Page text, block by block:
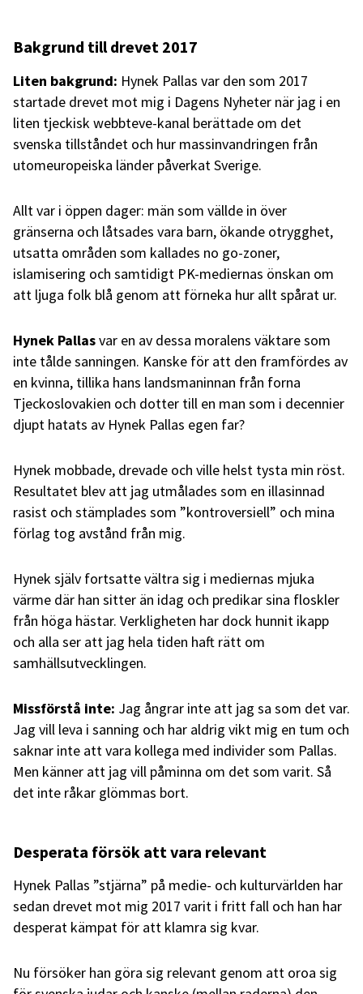
Bakgrund till drevet 2017
Liten bakgrund: Hynek Pallas var den som 2017
startade drevet mot mig i Dagens Nyheter när jag i en
liten tjeckisk webbteve-kanal berättade om det
svenska tillståndet och hur massinvandringen från
utomeuropeiska länder påverkat Sverige.
Allt var i öppen dager: män som vällde in över
gränserna och låtsades vara barn, ökande otrygghet,
utsatta områden som kallades no go-zoner,
islamisering och samtidigt PK-mediernas önskan om
att ljuga folk blå genom att förneka hur allt spårat ur.
Hynek Pallasvar en av dessa moralens väktare som
inte tålde sanningen. Kanske för att den framfördes av
en kvinna, tillika hans landsmaninnan från forna
Tjeckoslovakien och dotter till en man som i decennier
djupt hatats av Hynek Pallas egen far?
Hynek mobbade, drevade och ville helst tysta min röst.
Resultatet blev att jag utmålades som en illasinnad
rasist och stämplades som ”kontroversiell” och mina
förlag tog avstånd från mig.
Hynek själv fortsatte vältra sig i mediernas mjuka
värme där han sitter än idag och predikar sina floskler
från höga hästar. Verkligheten har dock hunnit ikapp
och alla ser att jag hela tiden haft rätt om
samhällsutvecklingen.
Missförstå inte: Jag ångrar inte att jag sa som det var.
Jag vill leva i sanning och har aldrig vikt mig en tum och
saknar inte att vara kollega med individer som Pallas.
Men känner att jag vill påminna om det som varit. Så
det inte råkar glömmas bort.
Desperata försök att vara relevant
Hynek Pallas ”stjärna” på medie- och kulturvärlden har
sedan drevet mot mig 2017 varit i fritt fall och han har
desperat kämpat för att klamra sig kvar.
Nu försöker han göra sig relevant genom att oroa sig